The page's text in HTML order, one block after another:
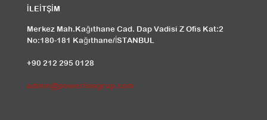
İLEİTŞİM
Merkez Mah.Kağıthane Cad. Dap Vadisi Z Ofis Kat:2
No:180-181 Kağıthane/İSTANBUL
+90 212 295 0128
admin@powerlinegrup.com